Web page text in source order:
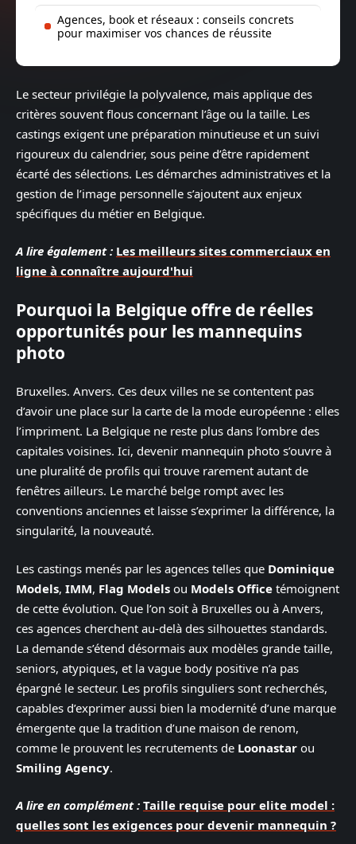
Agences, book et réseaux : conseils concrets
pour maximiser vos chances de réussite
Le secteur privilégie la polyvalence, mais applique des
critères souvent flous concernant l’âge ou la taille. Les
castings exigent une préparation minutieuse et un suivi
rigoureux du calendrier, sous peine d’être rapidement
écarté des sélections. Les démarches administratives et la
gestion de l’image personnelle s’ajoutent aux enjeux
spécifiques du métier en Belgique.
A lire également : Les meilleurs sites commerciaux en
ligne à connaître aujourd'hui
Pourquoi la Belgique offre de réelles
opportunités pour les mannequins
photo
Bruxelles. Anvers. Ces deux villes ne se contentent pas
d’avoir une place sur la carte de la mode européenne : elles
l’impriment. La Belgique ne reste plus dans l’ombre des
capitales voisines. Ici, devenir mannequin photo s’ouvre à
une pluralité de profils qui trouve rarement autant de
fenêtres ailleurs. Le marché belge rompt avec les
conventions anciennes et laisse s’exprimer la différence, la
singularité, la nouveauté.
Les castings menés par les agences telles que Dominique
Models, IMM, Flag Models ou Models Office témoignent
de cette évolution. Que l’on soit à Bruxelles ou à Anvers,
ces agences cherchent au-delà des silhouettes standards.
La demande s’étend désormais aux modèles grande taille,
seniors, atypiques, et la vague body positive n’a pas
épargné le secteur. Les profils singuliers sont recherchés,
capables d’exprimer aussi bien la modernité d’une marque
émergente que la tradition d’une maison de renom,
comme le prouvent les recrutements de Loonastar ou
Smiling Agency.
A lire en complément : Taille requise pour elite model :
quelles sont les exigences pour devenir mannequin ?